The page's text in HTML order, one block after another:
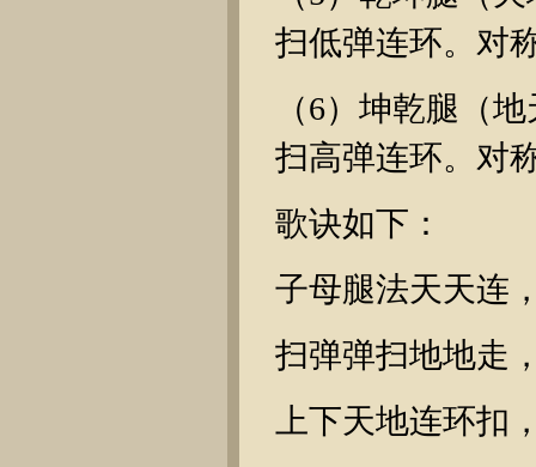
扫低弹连环。对
（6）坤乾腿（
扫高弹连环。对
歌诀如下：
子母腿法天天连
扫弹弹扫地地走
上下天地连环扣